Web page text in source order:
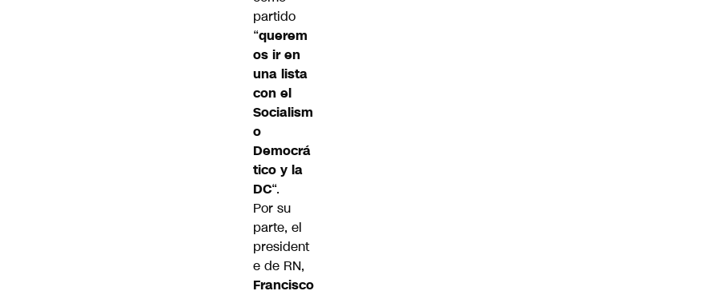
partido
“querem
os ir en
una lista
con el
Socialism
o
Democrá
tico y la
DC“.
Por su
parte, el
president
e de RN,
Francisco